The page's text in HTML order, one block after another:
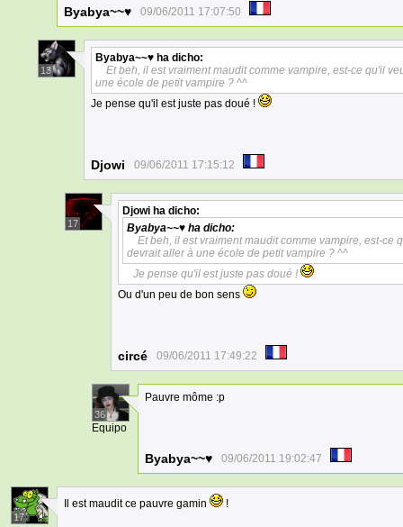
Byabya~~♥ 09/06/2011 17:07:50
13
Byabya~~♥ ha dicho:
Et beh, il est vraiment maudit comme vampire, est-ce qu'il
une école de petit vampire ? ^^
Je pense qu'il est juste pas doué !
Djowi 09/06/2011 17:15:12
17
Djowi ha dicho:
Byabya~~♥ ha dicho:
Et beh, il est vraiment maudit comme vampire, est-ce
devrait aller à une école de petit vampire ? ^^
Je pense qu'il est juste pas doué !
Ou d'un peu de bon sens
circé 09/06/2011 17:49:22
36
Equipo
Pauvre môme :p
Byabya~~♥ 09/06/2011 19:02:47
17
Il est maudit ce pauvre gamin !